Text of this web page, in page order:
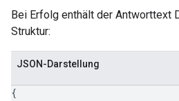
Bei Erfolg enthält der Antworttext
Struktur:
JSON-Darstellung
{